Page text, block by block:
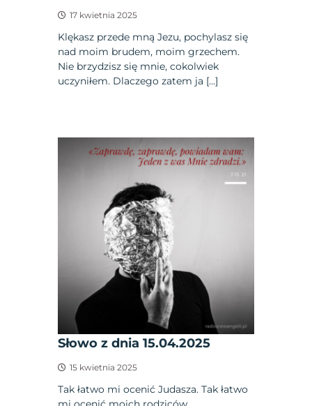
17 kwietnia 2025
Klękasz przede mną Jezu, pochylasz się
nad moim brudem, moim grzechem.
Nie brzydzisz się mnie, cokolwiek
uczyniłem. Dlaczego zatem ja […]
Słowo z dnia 15.04.2025
15 kwietnia 2025
Tak łatwo mi ocenić Judasza. Tak łatwo